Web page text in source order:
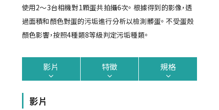
使用2～3台相機對1顆蛋共拍攝6次。 根據得到的影像，透
過面積和顏色對蛋的污垢進行分析以檢測髒蛋。 不受蛋殼
顏色影響，按照4種類8等級判定污垢種類。
影片 特徵 規格
影片